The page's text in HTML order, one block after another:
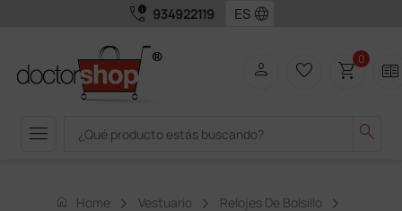
call_quality 934922119 language
menu search
person favorite_border shopping_cart0 two_pager
home Home Vestuario
Relojes De Bolsillo